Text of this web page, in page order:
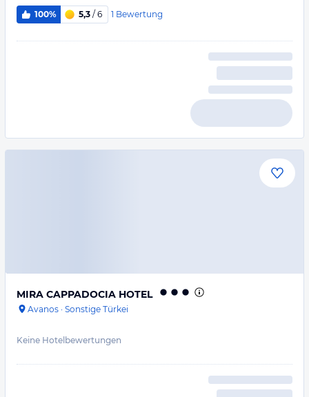
100% 5,3 / 6 1 Bewertung
MIRA CAPPADOCIA HOTEL
Avanos · Sonstige Türkei
Keine Hotelbewertungen